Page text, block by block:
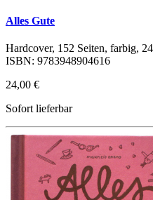
Alles Gute
Hardcover, 152 Seiten, farbig,
ISBN: 9783948904616
24,00 €
Sofort lieferbar